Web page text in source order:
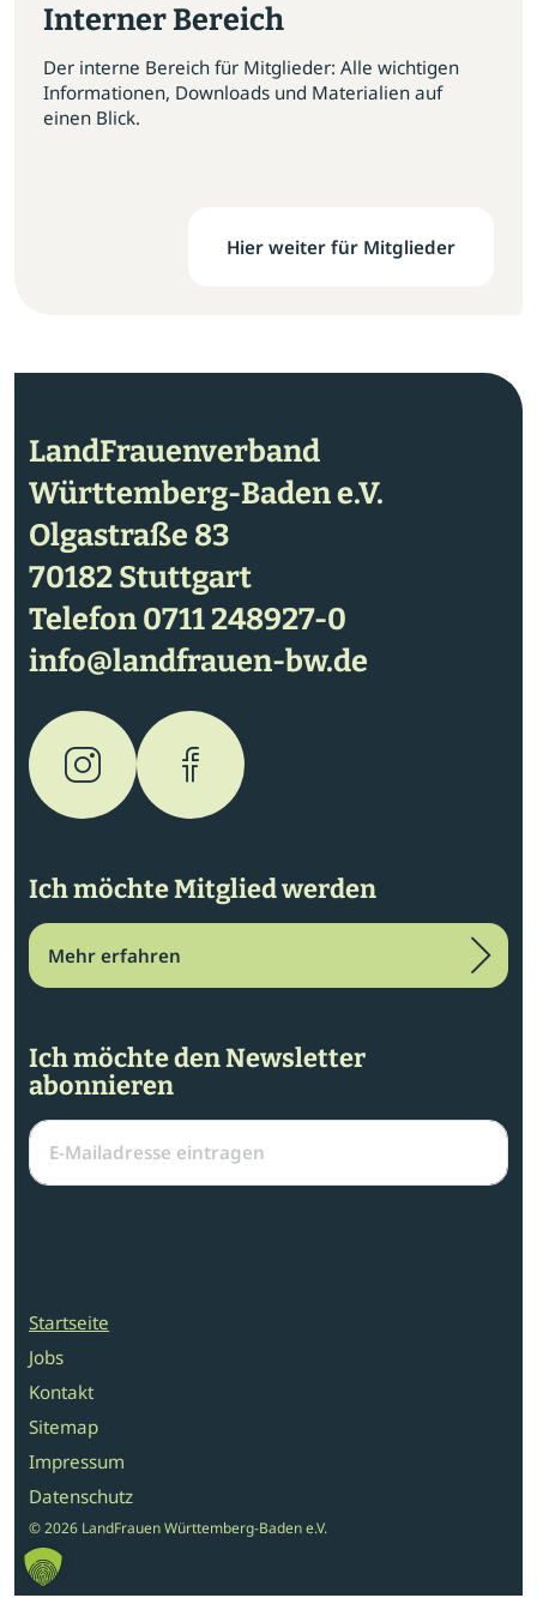
Interner Bereich
Der interne Bereich für Mitglieder: Alle wichtigen
Informationen, Downloads und Materialien auf
einen Blick.
Hier weiter für Mitglieder
LandFrauenverband
Württemberg-Baden e.V.
Olgastraße 83
70182 Stuttgart
Telefon0711 248927-0
info@landfrauen-bw.de
Ich möchte Mitglied werden
Mehr erfahren
Ich möchte den Newsletter
abonnieren
Startseite
Jobs
Kontakt
Sitemap
Impressum
Datenschutz
© 2026 LandFrauen Württemberg-Baden e.V.